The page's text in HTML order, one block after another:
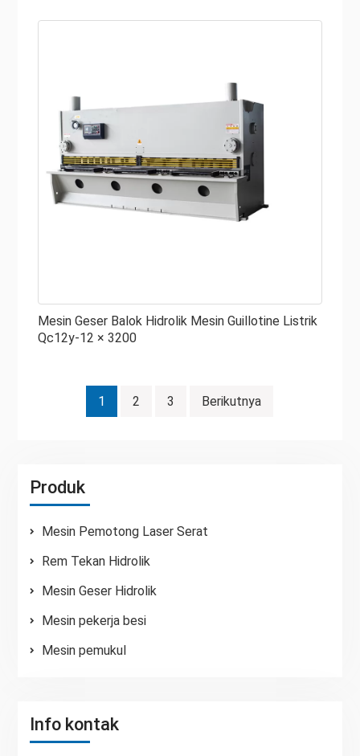
Mesin Geser Balok Hidrolik Mesin Guillotine Listrik
Qc12y-12 × 3200
Navigasi
1 2 3 Berikutnya
Produk
Mesin Pemotong Laser Serat
Rem Tekan Hidrolik
Mesin Geser Hidrolik
Mesin pekerja besi
Mesin pemukul
Info kontak